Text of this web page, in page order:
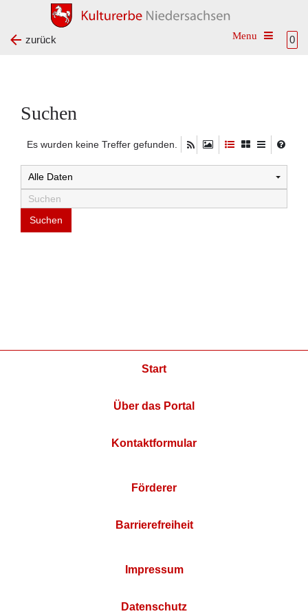
0
Toggle
zurück
Suchen
Es wurden keine Treffer gefunden.
Start
Über das Portal
Kontaktformular
Förderer
Barrierefreiheit
Impressum
Datenschutz